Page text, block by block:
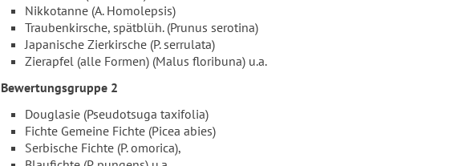
Nikkotanne (A. Homolepsis)
Traubenkirsche, spätblüh. (Prunus serotina)
Japanische Zierkirsche (P. serrulata)
Zierapfel (alle Formen) (Malus floribuna) u.a.
Bewertungsgruppe 2
Douglasie (Pseudotsuga taxifolia)
Fichte Gemeine Fichte (Picea abies)
Serbische Fichte (P. omorica),